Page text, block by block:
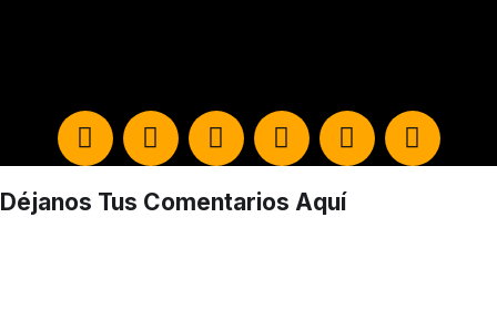
Déjanos Tus Comentarios Aquí